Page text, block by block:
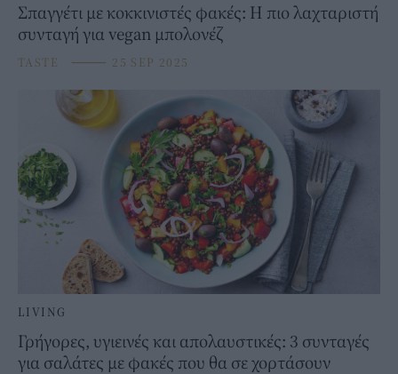
Σπαγγέτι με κοκκινιστές φακές: Η πιο λαχταριστή
συνταγή για vegan μπολονέζ
TASTE ⸻ 25 SEP 2025
LIVING
Γρήγορες, υγιεινές και απολαυστικές: 3 συνταγές
για σαλάτες με φακές που θα σε χορτάσουν